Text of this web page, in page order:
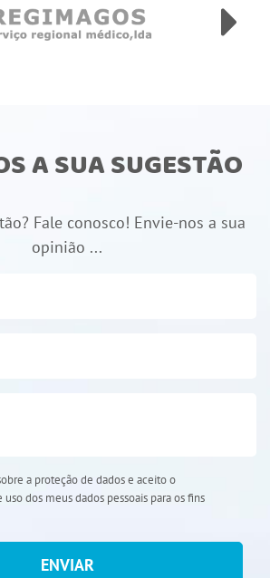
A SUA SUGESTÃO
Fale conosco! Envie-nos a sua
opinião ...
a proteção de dados e aceito o
dos meus dados pessoais para os fins
ENVIAR